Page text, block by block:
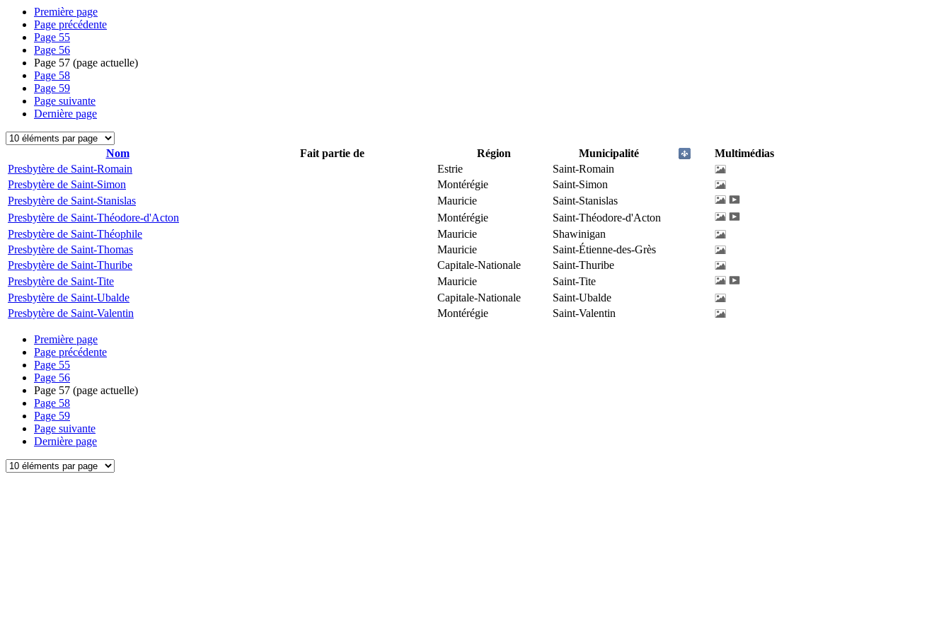
Première page
Page précédente
Page 55
Page 56
Page 57 (page actuelle)
Page 58
Page 59
Page suivante
Dernière page
Nom Fait partie de Région Municipalité
Multimédias
Presbytère de Saint-Romain
Estrie
Saint-Romain
Presbytère de Saint-Simon
Montérégie
Saint-Simon
Presbytère de Saint-Stanislas
Mauricie
Saint-Stanislas
Presbytère de Saint-Théodore-d'Acton
Montérégie
Saint-Théodore-d'Acton
Presbytère de Saint-Théophile
Mauricie
Shawinigan
Presbytère de Saint-Thomas
Mauricie
Saint-Étienne-des-Grès
Presbytère de Saint-Thuribe
Capitale-Nationale
Saint-Thuribe
Presbytère de Saint-Tite
Mauricie
Saint-Tite
Presbytère de Saint-Ubalde
Capitale-Nationale
Saint-Ubalde
Presbytère de Saint-Valentin
Montérégie Saint-Valentin
Première page
Page précédente
Page 55
Page 56
Page 57 (page actuelle)
Page 58
Page 59
Page suivante
Dernière page